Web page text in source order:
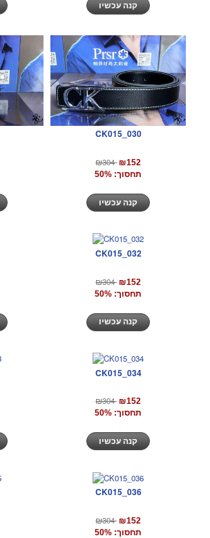
CK015_030
₪304 ₪152
תחסוך: 50%
CK015_032
₪304 ₪152
תחסוך: 50%
CK015_034
₪304 ₪152
תחסוך: 50%
CK015_036
₪304 ₪152
תחסוך: 50%